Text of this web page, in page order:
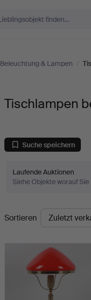
Beleuchtung & Lampen /
Tischlampen
Suche speichern
Laufende Auktionen
Siehe Objekte worauf
Endpreise
Sortieren